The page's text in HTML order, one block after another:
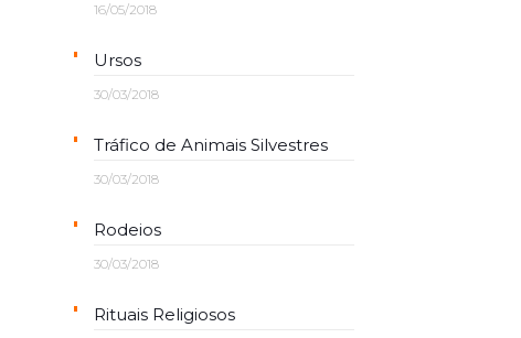
16/05/2018
Ursos
30/03/2018
Tráfico de Animais Silvestres
30/03/2018
Rodeios
30/03/2018
Rituais Religiosos